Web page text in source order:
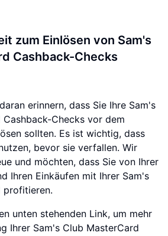
zum Einlösen von Sam's
Cashback-Checks
erinnern, dass Sie Ihre Sam's
Checks vor dem
sollten. Es ist wichtig, dass
bevor sie verfallen. Wir
und möchten, dass Sie von Ihrer
Ihren Einkäufen mit Ihrer Sam's
profitieren.
unten stehenden Link, um mehr
Ihrer Sam's Club MasterCard